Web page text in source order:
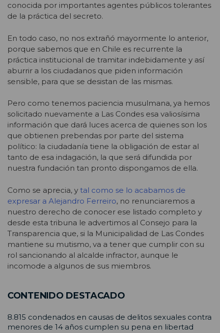
conocida por importantes agentes públicos tolerantes
de la práctica del secreto.
En todo caso, no nos extrañó mayormente lo anterior,
porque sabemos que en Chile es recurrente la
práctica institucional de tramitar indebidamente y así
aburrir a los ciudadanos que piden información
sensible, para que se desistan de las mismas.
Pero como tenemos paciencia musulmana, ya hemos
solicitado nuevamente a Las Condes esa valiosísima
información que dará luces acerca de quienes son los
que obtienen prebendas por parte del sistema
político: la ciudadanía tiene la obligación de estar al
tanto de esa indagación, la que será difundida por
nuestra fundación tan pronto dispongamos de ella.
Como se aprecia, y tal como se lo acabamos de
expresar a Alejandro Ferreiro, no renunciaremos a
nuestro derecho de conocer ese listado completo y
desde esta tribuna le advertimos al Consejo para la
Transparencia que, si la Municipalidad de Las Condes
mantiene su mutismo, va a tener que cumplir con su
rol sancionando al alcalde infractor, aunque le
incomode a algunos de sus miembros.
CONTENIDO DESTACADO
8.815 condenados en causas de delitos sexuales contra
menores de 14 años cumplen su pena en libertad